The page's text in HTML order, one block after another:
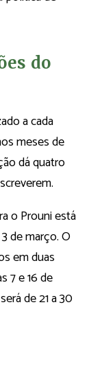
do
a cada
meses de
dá quatro
o Prouni está
de março. O
em duas
7 e 16 de
de 21 a 30